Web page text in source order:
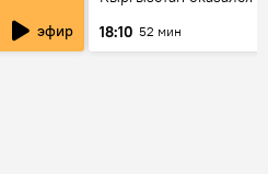
эфир
18:10 52 мин